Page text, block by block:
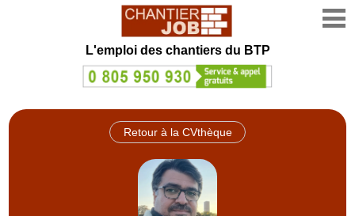
L'emploi des chantiers du BTP
Retour à la CVthèque